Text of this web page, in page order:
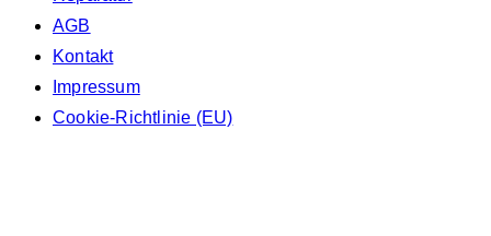
AGB
Kontakt
Impressum
Cookie-Richtlinie (EU)